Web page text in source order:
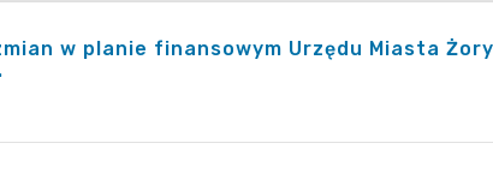
w planie finansowym Urzędu Miasta